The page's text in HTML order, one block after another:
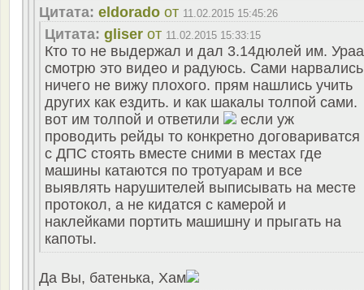
Цитата: eldorado от 11.02.2015 15:45:26
Цитата: gliser от 11.02.2015 15:33:15
Кто то не выдержал и дал 3.14дюлей им. Ураа
смотрю это видео и радуюсь. Сами нарвались
ничего не вижу плохого. прям нашлись учить
других как ездить. и как шакалы толпой сами.
вот им толпой и ответили
если уж
проводить рейды то конкретно договариватся
с ДПС стоять вместе сними в местах где
машины катаются по тротуарам и все
выявлять нарушителей выписывать на месте
протокол, а не кидатся с камерой и
наклейками портить машишну и прыгать на
капоты.
Да Вы, батенька, Хам